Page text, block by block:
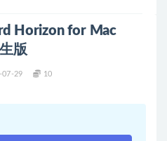
Horizon for Mac
版
07-29 10